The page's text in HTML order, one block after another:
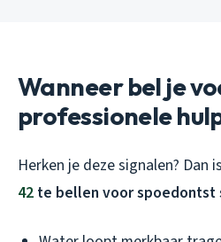
Wanneer bel je
professionele
Herken je deze signalen? Dan
42 te bellen voor spoedontst